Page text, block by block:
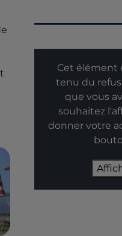
Cet élément
tenu du
que vous
souhaitez
donner votre